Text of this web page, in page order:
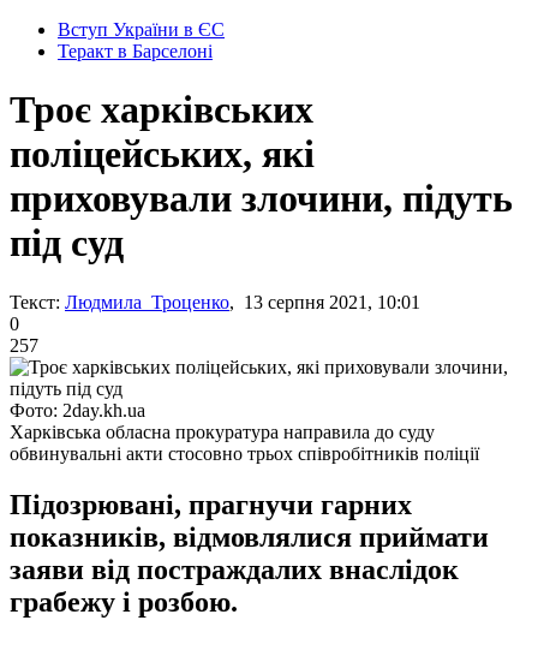
Вступ України в ЄС
Теракт в Барселоні
Троє харківських
поліцейських, які
приховували злочини, підуть
під суд
Текст: Людмила Троценко, 13 серпня 2021, 10:01
0
257
Фото: 2day.kh.ua
Харківська обласна прокуратура направила до суду
обвинувальні акти стосовно трьох співробітників поліції
Підозрювані, прагнучи гарних
показників, відмовлялися приймати
заяви від постраждалих внаслідок
грабежу і розбою.